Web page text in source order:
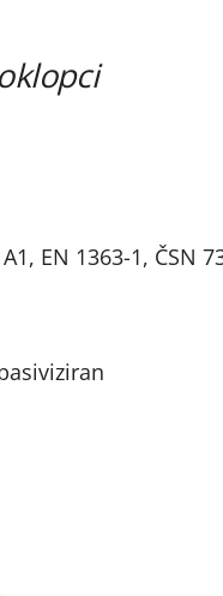
EN 1363-1, ČSN